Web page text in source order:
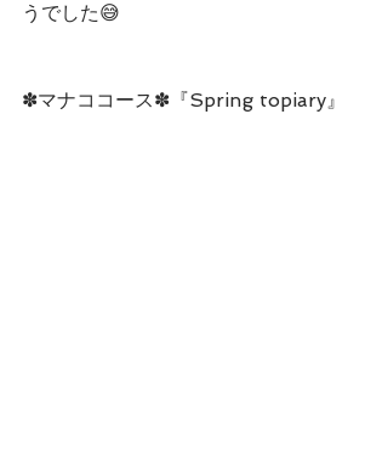
うでした😅
✽マナココース✽『Spring topiary』